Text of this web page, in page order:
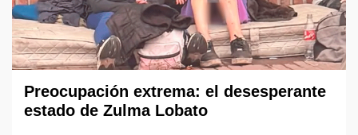
Preocupación extrema: el desesperante
estado de Zulma Lobato